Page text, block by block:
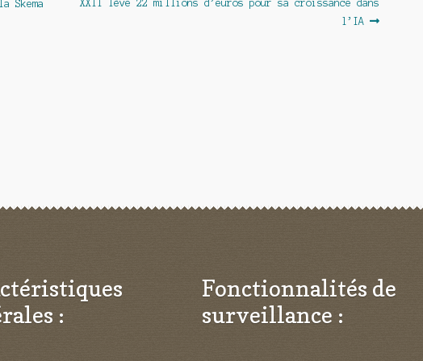
Skema
Article
XXII lève 22 millions d’euros pour sa croissance dans
l’IA
:
Fonctionnalités de
surveillance :